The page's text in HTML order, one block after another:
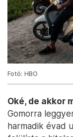
Fotó: HBO
Oké, de akkor
Gomorra
harmadik évad